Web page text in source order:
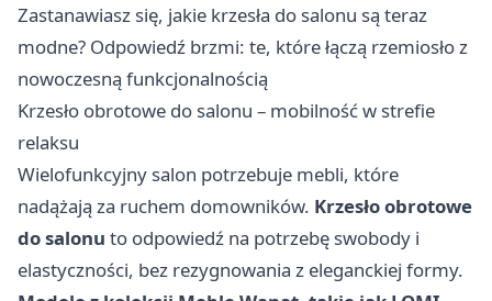
Zastanawiasz się, jakie krzesła do salonu są teraz
modne? Odpowiedź brzmi: te, które łączą rzemiosło z
nowoczesną funkcjonalnością
Krzesło obrotowe do salonu – mobilność w strefie
relaksu
Wielofunkcyjny salon potrzebuje mebli, które
nadążają za ruchem domowników. Krzesło obrotowe
do salonu to odpowiedź na potrzebę swobody i
elastyczności, bez rezygnowania z eleganckiej formy.